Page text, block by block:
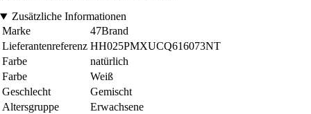
Zusätzliche Informationen
Marke
47Brand
Lieferantenreferenz HH025PMXUCQ616073NT
Farbe
natürlich
Farbe
Weiß
Geschlecht
Gemischt
Altersgruppe
Erwachsene